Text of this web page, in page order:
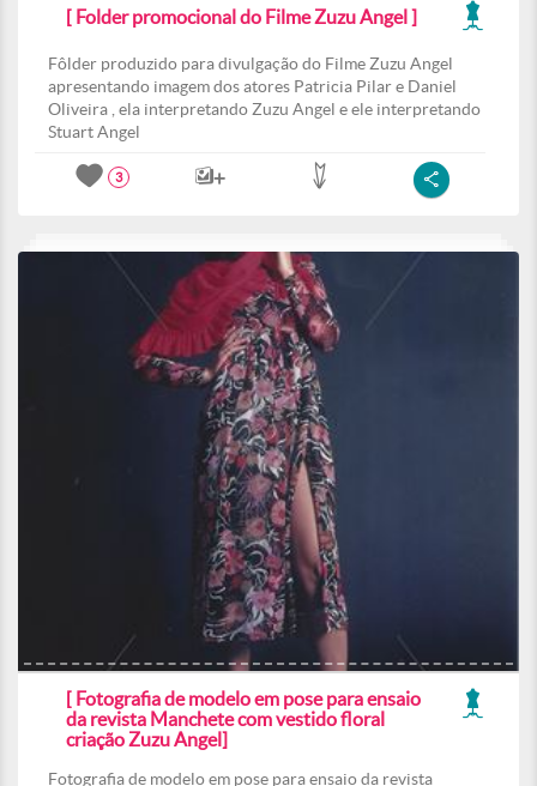
[ Folder promocional do Filme Zuzu Angel ]
Fôlder produzido para divulgação do Filme Zuzu Angel
apresentando imagem dos atores Patricia Pilar e Daniel
Oliveira , ela interpretando Zuzu Angel e ele interpretando
Stuart Angel
3
[ Fotografia de modelo em pose para ensaio
da revista Manchete com vestido floral
criação Zuzu Angel]
Fotografia de modelo em pose para ensaio da revista